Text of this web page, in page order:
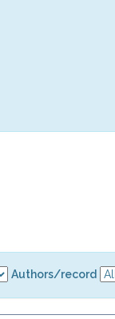
Authors/record